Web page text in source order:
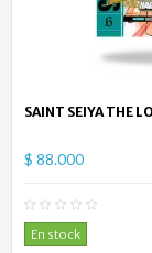
SAINT SEIYA THE
$ 88.000
En stock